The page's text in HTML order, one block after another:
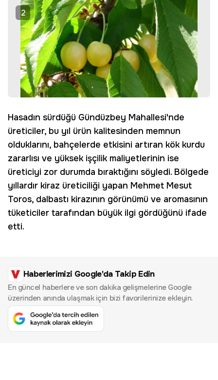
2
Hasadın sürdüğü Gündüzbey Mahallesi'nde
üreticiler, bu yıl ürün kalitesinden memnun
olduklarını, bahçelerde etkisini artıran kök kurdu
zararlısı ve yüksek işçilik maliyetlerinin ise
üreticiyi zor durumda bıraktığını söyledi. Bölgede
yıllardır kiraz üreticiliği yapan Mehmet Mesut
Toros, dalbastı kirazının görünümü ve aromasının
tüketiciler tarafından büyük ilgi gördüğünü ifade
etti.
Haberlerimizi Google'da Takip Edin
En güncel haberlere ve son dakika gelişmelerine Google
üzerinden anında ulaşmak için bizi favorilerinize ekleyin.